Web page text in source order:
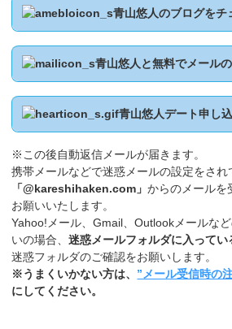
青山悠人のブログをチ
青山悠人と無料でメール
青山悠人デート申し
※この後自動返信メールが届きます。
携帯メールなどで迷惑メールの設定をされ
「@kareshihaken.com」からのメールを
お願いいたします。
Yahoo!メール、Gmail、Outlookメールな
いの場合、迷惑メールフォルダに入ってい
迷惑フォルダのご確認をお願いします。
※うまくいかない方は、 ”メール受信時の
にしてください。